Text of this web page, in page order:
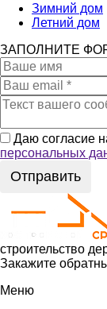
Зимний дом
Летний дом
ЗАПОЛНИТЕ
Даю согласие
персональных
Отправить
строительство
Закажите
Меню